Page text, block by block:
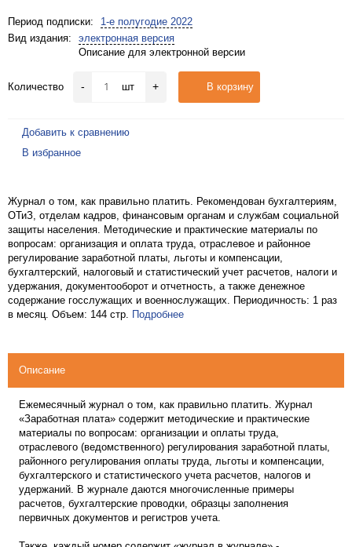
Период подписки:
1-е полугодие 2022
Вид издания:
электронная версия
Описание для электронной версии
Количество - шт + В корзину
Добавить к сравнению
В избранное
Журнал о том, как правильно платить. Рекомендован бухгалтериям,
ОТиЗ, отделам кадров, финансовым органам и службам социальной
защиты населения. Методические и практические материалы по
вопросам: организация и оплата труда, отраслевое и районное
регулирование заработной платы, льготы и компенсации,
бухгалтерский, налоговый и статистический учет расчетов, налоги и
удержания, документооборот и отчетность, а также денежное
содержание госслужащих и военнослужащих. Периодичность: 1 раз
в месяц. Объем: 144 стр. Подробнее
Описание
Ежемесячный журнал о том, как правильно платить. Журнал
«Заработная плата» содержит методические и практические
материалы по вопросам: организации и оплаты труда,
отраслевого (ведомственного) регулирования заработной платы,
районного регулирования оплаты труда, льготы и компенсации,
бухгалтерского и статистического учета расчетов, налогов и
удержаний. В журнале даются многочисленные примеры
расчетов, бухгалтерские проводки, образцы заполнения
первичных документов и регистров учета.